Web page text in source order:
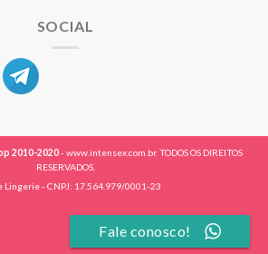
SOCIAL
2010-2020- www.intensex.com.br. TODOS OS DIREITOS
RESERVADOS.
Lingerie - CNPJ: 17.564.979/0001-23
Fale conosco!